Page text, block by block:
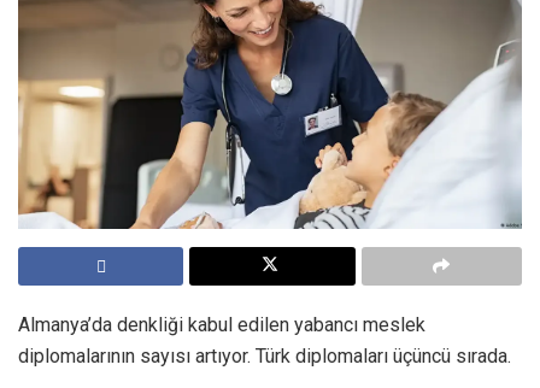
Almanya’da denkliği kabul edilen yabancı meslek
diplomalarının sayısı artıyor. Türk diplomaları üçüncü sırada.